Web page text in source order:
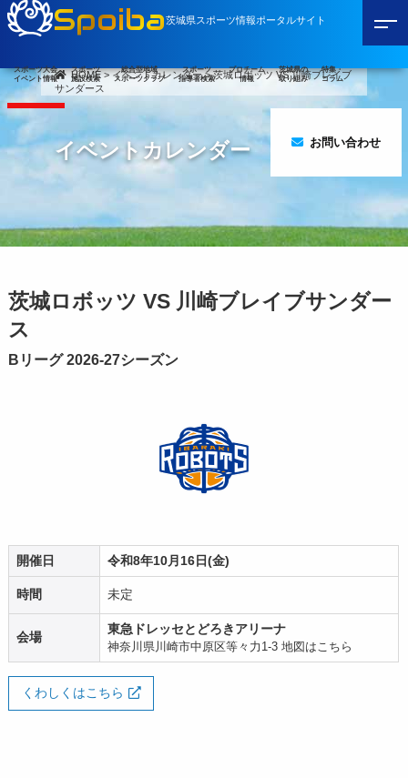
Spoiba茨城県スポーツ情報ポータルサイト
スポーツ大会
イベント情報
スポーツ
施設検索
総合型地域
スポーツクラブ
スポーツ
指導者検索
プロチーム
情報
茨城県の
取り組み
特集・
コラム
お問い合わせ
HOME>イベントカレンダー>茨城ロボッツ VS 川崎ブレイブ
サンダース
イベントカレンダー
茨城ロボッツ VS 川崎ブレイブサンダー
ス
Bリーグ 2026-27シーズン
開催日 令和8年10月16日(金)
時間 未定
会場
東急ドレッセとどろきアリーナ
神奈川県川崎市中原区等々力1-3 地図はこちら
くわしくはこちら